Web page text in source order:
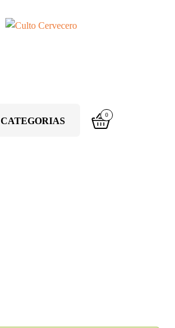
CATEGORIAS
0